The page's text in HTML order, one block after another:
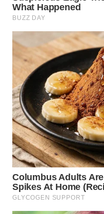
WN
PURWAKARTA
WN
PRIANGAN
TIMUR
WN
SEMARANG
WN
SOLO
WN
BOROBUDUR